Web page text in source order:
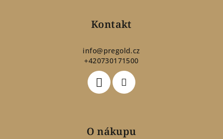
Kontakt
info@pregold.cz
+420730171500
O nákupu